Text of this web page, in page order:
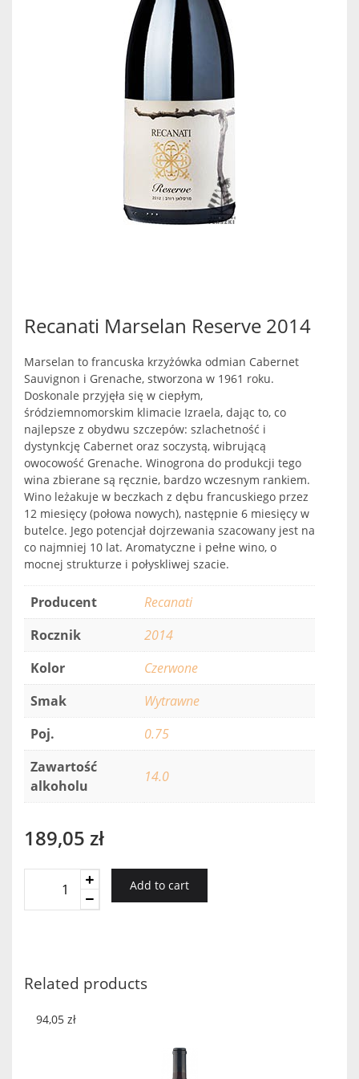
Recanati Marselan Reserve 2014
Marselan to francuska krzyżówka odmian Cabernet
Sauvignon i Grenache, stworzona w 1961 roku.
Doskonale przyjęła się w ciepłym,
śródziemnomorskim klimacie Izraela, dając to, co
najlepsze z obydwu szczepów: szlachetność i
dystynkcję Cabernet oraz soczystą, wibrującą
owocowość Grenache. Winogrona do produkcji tego
wina zbierane są ręcznie, bardzo wczesnym rankiem.
Wino leżakuje w beczkach z dębu francuskiego przez
12 miesięcy (połowa nowych), następnie 6 miesięcy w
butelce. Jego potencjał dojrzewania szacowany jest na
co najmniej 10 lat. Aromatyczne i pełne wino, o
mocnej strukturze i połyskliwej szacie.
Producent
Recanati
Rocznik
2014
Kolor
Czerwone
Smak
Wytrawne
Poj.
0.75
Zawartość
alkoholu
14.0
189,05 zł
Marselan
Add to cart
Related products
94,05 zł